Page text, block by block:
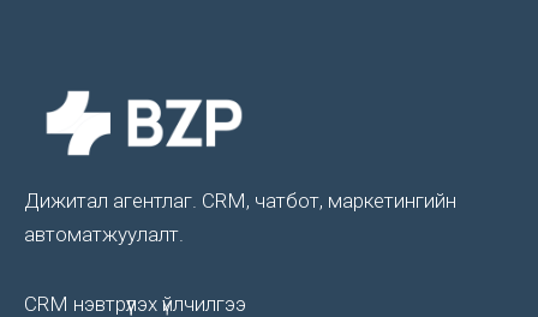
Дижитал агентлаг. CRM, чатбот, маркетингийн
автоматжуулалт.
CRM нэвтрүүлэх үйлчилгээ